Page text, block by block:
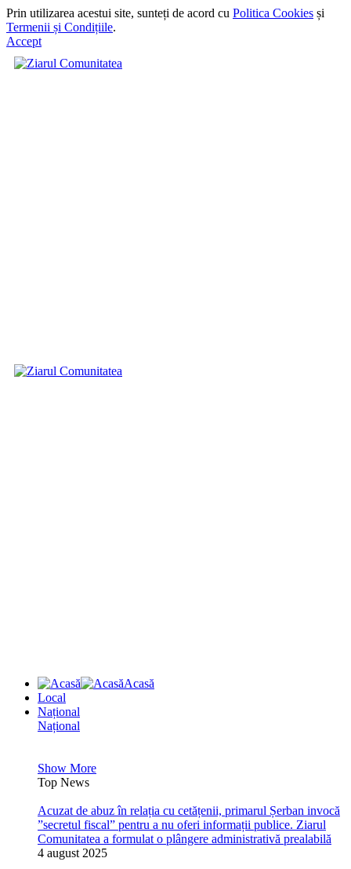
Prin utilizarea acestui site, sunteți de acord cu Politica Cookies și
Termenii și Condițiile.
Accept
Acasă
Local
Național
Național
Show More
Top News
Acuzat de abuz în relația cu cetățenii, primarul Șerban invocă
”secretul fiscal” pentru a nu oferi informații publice. Ziarul
Comunitatea a formulat o plângere administrativă prealabilă
4 august 2025